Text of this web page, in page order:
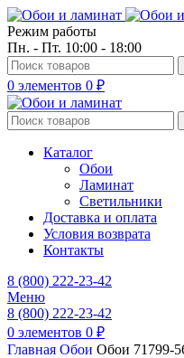
Режим работы
Пн. - Пт. 10:00 - 18:00
0 элементов 0 ₽
Каталог
Обои
Ламинат
Светильники
Доставка и оплата
Условия возврата
Контакты
8 (800) 222-23-42
Меню
8 (800) 222-23-42
0 элементов 0 ₽
Главная Обои Обои 71799-